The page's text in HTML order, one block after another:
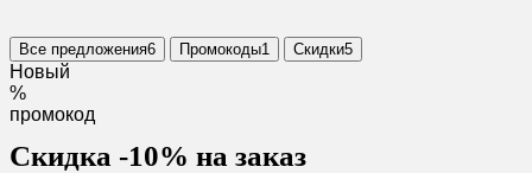
Все предложения6 Промокоды1 Скидки5
Новый
%
промокод
Скидка -10% на заказ